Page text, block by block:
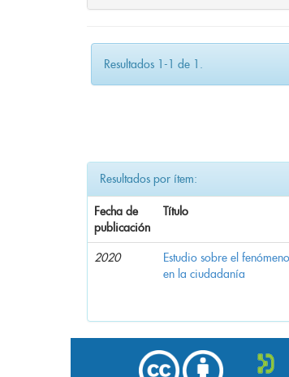
Resultados 1-1 de 1.
Resultados por ítem:
Fecha de
publicación
Título
2020
Estudio sobre el
en la ciudadanía